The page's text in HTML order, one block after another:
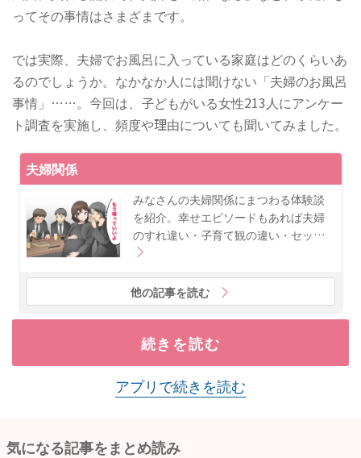
ってその事情はさまざまです。
では実際、夫婦でお風呂に入っている家庭はどのくらいあ
るのでしょうか。なかなか人には聞けない「夫婦のお風呂
事情」……。今回は、子どもがいる女性213人にアンケー
ト調査を実施し、頻度や理由についても聞いてみました。
夫婦関係
みなさんの夫婦関係にまつわる体験談
を紹介。幸せエピソードもあれば夫婦
のすれ違い・子育て観の違い・セッ…
他の記事を読む
続きを読む
アプリで続きを読む
気になる記事をまとめ読み